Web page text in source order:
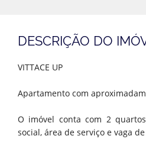
DESCRIÇÃO DO
VITTACE UP
Apartamento com
O imóvel conta com 2
social, área de serviço e vaga